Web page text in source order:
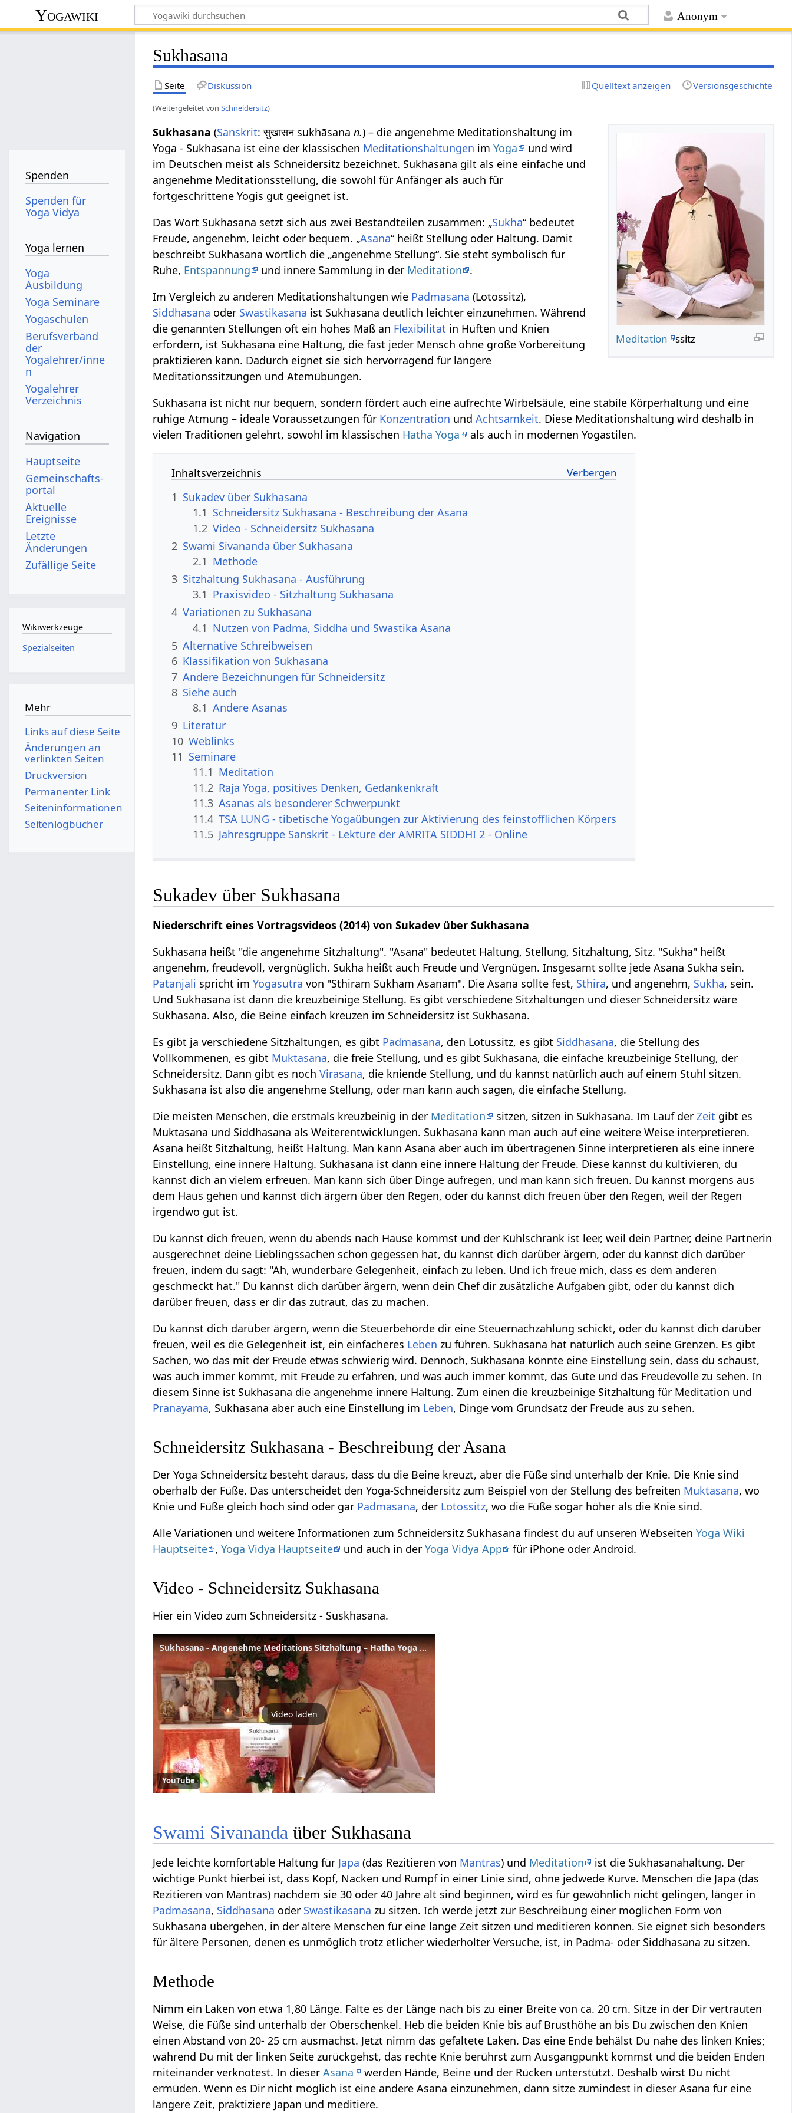
Anonym
Yogawiki
Sukhasana
Seite Diskussion Quelltext anzeigen Versionsgeschichte
(Weitergeleitet vonSchneidersitz)
Meditation ssitz
Sukhasana (Sanskrit: सुखासन sukhāsanan.) – die angenehme Meditationshaltung im
Yoga - Sukhasana ist eine der klassischen Meditationshaltungen imYoga
und wird
im Deutschen meist als Schneidersitz bezeichnet. Sukhasana gilt als eine einfache und
angenehme Meditationsstellung, die sowohl für Anfänger als auch für
fortgeschrittene Yogis gut geeignet ist.
Das Wort Sukhasana setzt sich aus zwei Bestandteilen zusammen: „Sukha“ bedeutet
Freude, angenehm, leicht oder bequem. „Asana“ heißt Stellung oder Haltung. Damit
beschreibt Sukhasana wörtlich die „angenehme Stellung“. Sie steht symbolisch für
Ruhe, Entspannung und innere Sammlung in der Meditation
.
Im Vergleich zu anderen Meditationshaltungen wie Padmasana (Lotossitz),
Siddhasana oder Swastikasana ist Sukhasana deutlich leichter einzunehmen. Während
die genannten Stellungen oft ein hohes Maß an Flexibilität in Hüften und Knien
erfordern, ist Sukhasana eine Haltung, die fast jeder Mensch ohne große Vorbereitung
praktizieren kann. Dadurch eignet sie sich hervorragend für längere
Meditationssitzungen und Atemübungen.
Sukhasana ist nicht nur bequem, sondern fördert auch eine aufrechte Wirbelsäule, eine stabile Körperhaltung und eine
ruhige Atmung – ideale Voraussetzungen für Konzentration undAchtsamkeit. Diese Meditationshaltung wird deshalb in
vielen Traditionen gelehrt, sowohl im klassischen Hatha Yoga als auch in modernen Yogastilen.
Inhaltsverzeichnis
1 Sukadev über Sukhasana
1.1 Schneidersitz Sukhasana - Beschreibung der Asana
1.2 Video - Schneidersitz Sukhasana
2 Swami Sivananda über Sukhasana
2.1 Methode
3 Sitzhaltung Sukhasana - Ausführung
3.1 Praxisvideo - Sitzhaltung Sukhasana
4 Variationen zu Sukhasana
4.1 Nutzen von Padma, Siddha und Swastika Asana
5 Alternative Schreibweisen
6 Klassifikation von Sukhasana
7 Andere Bezeichnungen für Schneidersitz
8 Siehe auch
8.1 Andere Asanas
9 Literatur
10 Weblinks
11 Seminare
11.1 Meditation
11.2 Raja Yoga, positives Denken, Gedankenkraft
11.3 Asanas als besonderer Schwerpunkt
11.4 TSA LUNG - tibetische Yogaübungen zur Aktivierung des feinstofflichen Körpers
11.5 Jahresgruppe Sanskrit - Lektüre der AMRITA SIDDHI 2 - Online
Sukadev über Sukhasana
Niederschrift eines Vortragsvideos (2014) von Sukadev über Sukhasana
Sukhasana heißt "die angenehme Sitzhaltung". "Asana" bedeutet Haltung, Stellung, Sitzhaltung, Sitz. "Sukha" heißt
angenehm, freudevoll, vergnüglich. Sukha heißt auch Freude und Vergnügen. Insgesamt sollte jede Asana Sukha sein.
Patanjali spricht imYogasutra von "Sthiram Sukham Asanam". Die Asana sollte fest, Sthira, und angenehm, Sukha, sein.
Und Sukhasana ist dann die kreuzbeinige Stellung. Es gibt verschiedene Sitzhaltungen und dieser Schneidersitz wäre
Sukhasana. Also, die Beine einfach kreuzen im Schneidersitz ist Sukhasana.
Es gibt ja verschiedene Sitzhaltungen, es gibt Padmasana, den Lotussitz, es gibt Siddhasana, die Stellung des
Vollkommenen, es gibt Muktasana, die freie Stellung, und es gibt Sukhasana, die einfache kreuzbeinige Stellung, der
Schneidersitz. Dann gibt es nochVirasana, die kniende Stellung, und du kannst natürlich auch auf einem Stuhl sitzen.
Sukhasana ist also die angenehme Stellung, oder man kann auch sagen, die einfache Stellung.
Die meisten Menschen, die erstmals kreuzbeinig in der Meditation sitzen, sitzen in Sukhasana. Im Lauf derZeit gibt es
Muktasana und Siddhasana als Weiterentwicklungen. Sukhasana kann man auch auf eine weitere Weise interpretieren.
Asana heißt Sitzhaltung, heißt Haltung. Man kann Asana aber auch im übertragenen Sinne interpretieren als eine innere
Einstellung, eine innere Haltung. Sukhasana ist dann eine innere Haltung der Freude. Diese kannst du kultivieren, du
kannst dich an vielem erfreuen. Man kann sich über Dinge aufregen, und man kann sich freuen. Du kannst morgens aus
dem Haus gehen und kannst dich ärgern über den Regen, oder du kannst dich freuen über den Regen, weil der Regen
irgendwo gut ist.
Du kannst dich freuen, wenn du abends nach Hause kommst und der Kühlschrank ist leer, weil dein Partner, deine Partnerin
ausgerechnet deine Lieblingssachen schon gegessen hat, du kannst dich darüber ärgern, oder du kannst dich darüber
freuen, indem du sagt: "Ah, wunderbare Gelegenheit, einfach zu leben. Und ich freue mich, dass es dem anderen
geschmeckt hat." Du kannst dich darüber ärgern, wenn dein Chef dir zusätzliche Aufgaben gibt, oder du kannst dich
darüber freuen, dass er dir das zutraut, das zu machen.
Du kannst dich darüber ärgern, wenn die Steuerbehörde dir eine Steuernachzahlung schickt, oder du kannst dich darüber
freuen, weil es die Gelegenheit ist, ein einfacheres Leben zu führen. Sukhasana hat natürlich auch seine Grenzen. Es gibt
Sachen, wo das mit der Freude etwas schwierig wird. Dennoch, Sukhasana könnte eine Einstellung sein, dass du schaust,
was auch immer kommt, mit Freude zu erfahren, und was auch immer kommt, das Gute und das Freudevolle zu sehen. In
diesem Sinne ist Sukhasana die angenehme innere Haltung. Zum einen die kreuzbeinige Sitzhaltung für Meditation und
Pranayama, Sukhasana aber auch eine Einstellung im Leben, Dinge vom Grundsatz der Freude aus zu sehen.
Schneidersitz Sukhasana - Beschreibung der Asana
Der Yoga Schneidersitz besteht daraus, dass du die Beine kreuzt, aber die Füße sind unterhalb der Knie. Die Knie sind
oberhalb der Füße. Das unterscheidet den Yoga-Schneidersitz zum Beispiel von der Stellung des befreiten Muktasana, wo
Knie und Füße gleich hoch sind oder gar Padmasana, der Lotossitz, wo die Füße sogar höher als die Knie sind.
Alle Variationen und weitere Informationen zum Schneidersitz Sukhasana findest du auf unseren WebseitenYoga Wiki
Hauptseite ,Yoga Vidya Hauptseite und auch in derYoga Vidya App für iPhone oder Android.
Video - Schneidersitz Sukhasana
Hier ein Video zum Schneidersitz - Suskhasana.
Sukhasana - Angenehme Meditations Sitzhaltung – Hatha Yoga Wörterbuch
Video laden
YouTube
Swami Sivananda über Sukhasana
Jede leichte komfortable Haltung für Japa (das Rezitieren von Mantras) und Meditation
ist die Sukhasanahaltung. Der
wichtige Punkt hierbei ist, dass Kopf, Nacken und Rumpf in einer Linie sind, ohne jedwede Kurve. Menschen die Japa (das
Rezitieren von Mantras) nachdem sie 30 oder 40 Jahre alt sind beginnen, wird es für gewöhnlich nicht gelingen, länger in
Padmasana, Siddhasana oder Swastikasana zu sitzen. Ich werde jetzt zur Beschreibung einer möglichen Form von
Sukhasana übergehen, in der ältere Menschen für eine lange Zeit sitzen und meditieren können. Sie eignet sich besonders
für ältere Personen, denen es unmöglich trotz etlicher wiederholter Versuche, ist, in Padma- oder Siddhasana zu sitzen.
Methode
Nimm ein Laken von etwa 1,80 Länge. Falte es der Länge nach bis zu einer Breite von ca. 20 cm. Sitze in der Dir vertrauten
Weise, die Füße sind unterhalb der Oberschenkel. Heb die beiden Knie bis auf Brusthöhe an bis Du zwischen den Knien
einen Abstand von 20- 25 cm ausmachst. Jetzt nimm das gefaltete Laken. Das eine Ende behälst Du nahe des linken Knies;
während Du mit der linken Seite zurückgehst, das rechte Knie berührst zum Ausgangpunkt kommst und die beiden Enden
miteinander verknotest. In dieserAsana
werden Hände, Beine und der Rücken unterstützt. Deshalb wirst Du nicht
ermüden. Wenn es Dir nicht möglich ist eine andere Asana einzunehmen, dann sitze zumindest in dieser Asana für eine
längere Zeit, praktiziere Japan und meditiere.
Spenden
Spenden für
Yoga Vidya
Yoga lernen
Yoga
Ausbildung
Yoga Seminare
Yogaschulen
Berufsverband
der
Yogalehrer/inne
n
Yogalehrer
Verzeichnis
Navigation
Hauptseite
Gemeinschafts­
portal
Aktuelle
Ereignisse
Letzte
Änderungen
Zufällige Seite
Wikiwerkzeuge
Spezialseiten
Mehr
Links auf diese Seite
Änderungen an
verlinkten Seiten
Druckversion
Permanenter Link
Seiten­­informationen
Seitenlogbücher